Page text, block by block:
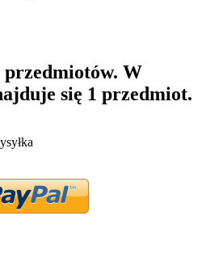
przedmiotów. W
się 1 przedmiot.